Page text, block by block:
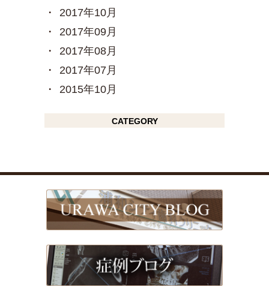
2017年10月
2017年09月
2017年08月
2017年07月
2015年10月
CATEGORY